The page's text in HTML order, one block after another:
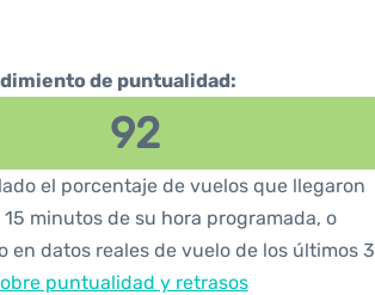
de puntualidad:
92
el porcentaje de vuelos que llegaron
minutos de su hora programada, o
en datos reales de vuelo de los últimos 3
puntualidad y retrasos